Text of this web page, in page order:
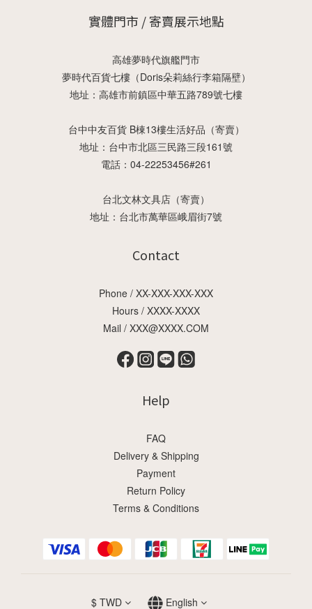
實體門市 / 寄賣展示地點
高雄夢時代旗艦門市
夢時代百貨七樓（Doris朵莉絲行李箱隔壁）
地址：高雄市前鎮區中華五路789號七樓
台中中友百貨 B棟13樓生活好品（寄賣）
地址：台中市北區三民路三段161號
電話：04-22253456#261
台北文林文具店（寄賣）
地址：台北市萬華區峨眉街7號
Contact
Phone / XX-XXX-XXX-XXX
Hours / XXXX-XXXX
Mail / XXX@XXXX.COM
Help
FAQ
Delivery & Shipping
Payment
Return Policy
Terms & Conditions
$ TWD English